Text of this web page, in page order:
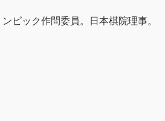
ピック作問委員。日本棋院理事。